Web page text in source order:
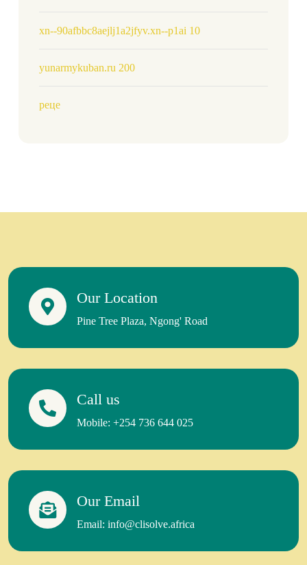
xn--90afbbc8aejlj1a2jfyv.xn--p1ai 10
yunarmykuban.ru 200
реце
Our Location
Pine Tree Plaza, Ngong' Road
Call us
Mobile: +254 736 644 025
Our Email
Email: info@clisolve.africa